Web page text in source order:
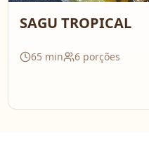
SAGU TROPICAL
65min 6porções